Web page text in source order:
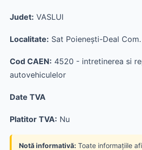
Judet: VASLUI
Localitate: Sat Poieneşti-Deal
Cod CAEN: 4520 - intretinerea si
autovehiculelor
Date TVA
Platitor TVA: Nu
Notă informativă: Toate informațiile